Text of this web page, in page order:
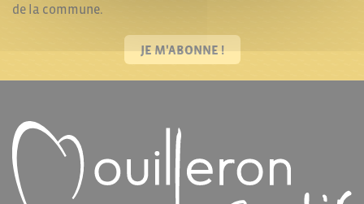
de la commune.
JE M'ABONNE !